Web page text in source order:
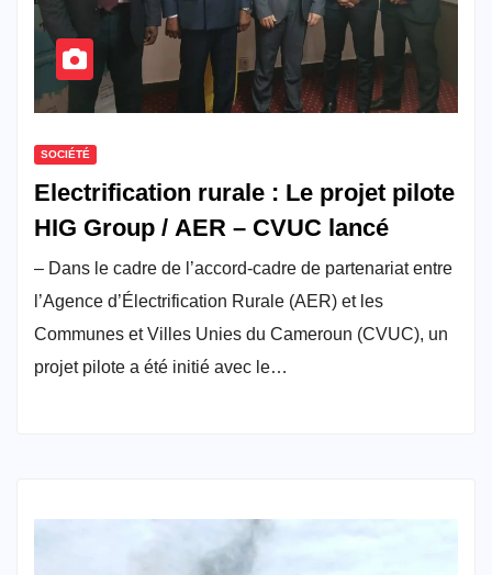
SOCIÉTÉ
Electrification rurale : Le projet pilote
HIG Group / AER – CVUC lancé
– Dans le cadre de l’accord-cadre de partenariat entre
l’Agence d’Électrification Rurale (AER) et les
Communes et Villes Unies du Cameroun (CVUC), un
projet pilote a été initié avec le…